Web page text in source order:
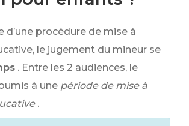
d’une procédure de mise à
le jugement du mineur se
. Entre les 2 audiences, le
à une période de mise à
.